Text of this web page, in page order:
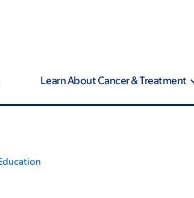
Learn About Cancer & Treatment